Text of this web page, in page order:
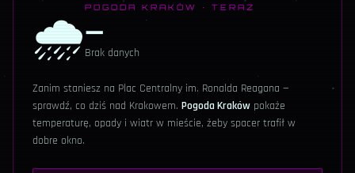
🌧️ POGODA KRAKÓW · TERAZ
—
Brak danych
Zanim staniesz na Plac Centralny im. Ronalda Reagana —
sprawdź, co dziś nad Krakowem. Pogoda Kraków pokaże
temperaturę, opady i wiatr w mieście, żeby spacer trafił w
dobre okno.